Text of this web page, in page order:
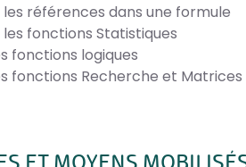
références dans une formule
fonctions Statistiques
fonctions logiques
fonctions Recherche et Matrices